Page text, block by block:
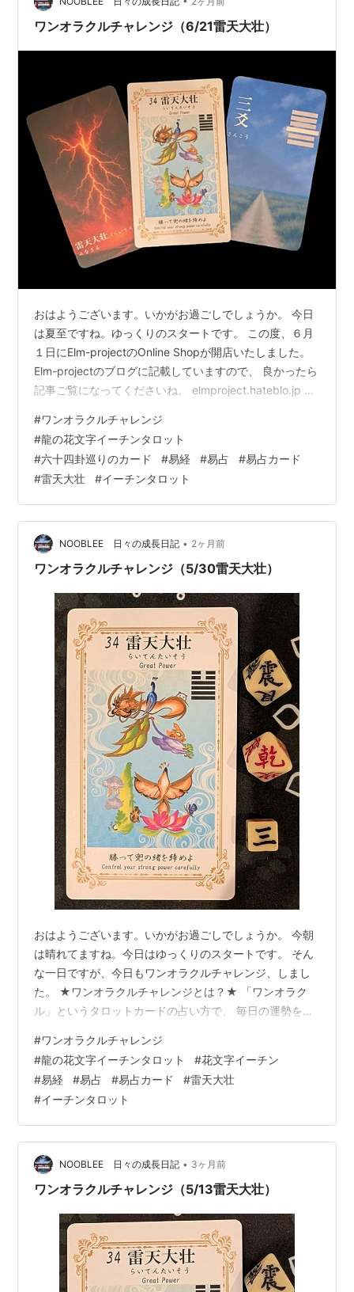
ワンオラクルチャレンジ（6/21雷天大壮）
おはようございます。いかがお過ごしでしょうか。 今日
は夏至ですね。ゆっくりのスタートです。 この度、６月
１日にElm-projectのOnline Shopが開店いたしました。
Elm-projectのブログに記載していますので、 良かったら
記事ご覧になってくださいね。 elmproject.hateblo.jp そ
した。 ★ワンオラクルチャレンジとは？★ 「ワンオラク
ル」というタロットカードの占い方で、 毎日の運勢を占
っているので「ワンオラクルチャレンジ」と名付けまし
た！ イーチンタロットカード（易占カード）「龍の花文
字I-ChingTaro…
#ワンオラクルチャレンジ
#龍の花文字イーチンタロット
#六十四卦巡りのカード #易経 #易占 #易占カード
#雷天大壮 #イーチンタロット
NOOBLEE 日々の成長日記 • 2ヶ月前
ワンオラクルチャレンジ（5/30雷天大壮）
おはようございます。いかがお過ごしでしょうか。 今朝
は晴れてますね。今日はゆっくりのスタートです。 そん
な一日ですが、今日もワンオラクルチャレンジ、しまし
た。 ★ワンオラクルチャレンジとは？★ 「ワンオラク
ル」というタロットカードの占い方で、 毎日の運勢を占
た！ イーチンタロットカード（易占カード）「龍の花文
字I-ChingTarot」で毎朝占ってます。 下の写真が本日実
際に占ったカードです。 ★本日は雷天大壮（らいてんた
いそう）三爻でした。★ イメージワード：勝って兜の緒
を締めよ 勢いがある時ほど、 足元を見失いやすい。 力
があるからこそ、 …
#ワンオラクルチャレンジ
#龍の花文字イーチンタロット #花文字イーチン
#易経 #易占 #易占カード #雷天大壮
#イーチンタロット
NOOBLEE 日々の成長日記 • 3ヶ月前
ワンオラクルチャレンジ（5/13雷天大壮）